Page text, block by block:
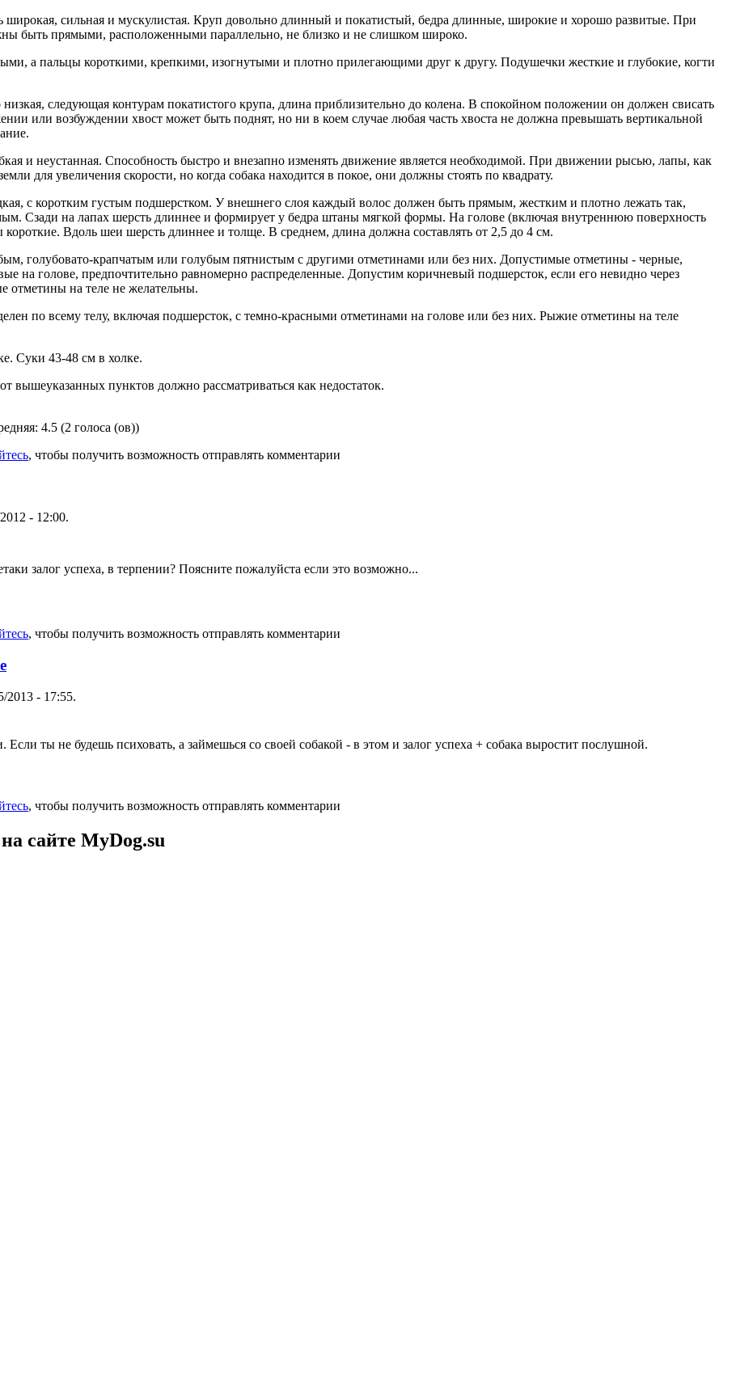
широкая, сильная и мускулистая. Круп довольно длинный и покатистый, бедра длинные, широкие и хорошо развитые. При
быть прямыми, расположенными параллельно, не близко и не слишком широко.
а пальцы короткими, крепкими, изогнутыми и плотно прилегающими друг к другу. Подушечки жесткие и глубокие, когти
следующая контурам покатистого крупа, длина приблизительно до колена. В спокойном положении он должен свисать
или возбуждении хвост может быть поднят, но ни в коем случае любая часть хвоста не должна превышать вертикальной
и неустанная. Способность быстро и внезапно изменять движение является необходимой. При движении рысью, лапы, как
для увеличения скорости, но когда собака находится в покое, они должны стоять по квадрату.
с коротким густым подшерстком. У внешнего слоя каждый волос должен быть прямым, жестким и плотно лежать так,
Сзади на лапах шерсть длиннее и формирует у бедра штаны мягкой формы. На голове (включая внутреннюю поверхность
Вдоль шеи шерсть длиннее и толще. В среднем, длина должна составлять от 2,5 до 4 см.
голубовато-крапчатым или голубым пятнистым с другими отметинами или без них. Допустимые отметины - черные,
на голове, предпочтительно равномерно распределенные. Допустим коричневый подшерсток, если его невидно через
отметины на теле не желательны.
по всему телу, включая подшерсток, с темно-красными отметинами на голове или без них. Рыжие отметины на теле
Суки 43-48 см в холке.
вышеуказанных пунктов должно рассматриваться как недостаток.
4.5 (2 голоса (ов))
, чтобы получить возможность отправлять комментарии
- 12:00.
залог успеха, в терпении? Поясните пожалуйста если это возможно...
, чтобы получить возможность отправлять комментарии
2013 - 17:55.
Если ты не будешь психовать, а займешься со своей собакой - в этом и залог успеха + собака выростит послушной.
, чтобы получить возможность отправлять комментарии
сайте MyDog.su